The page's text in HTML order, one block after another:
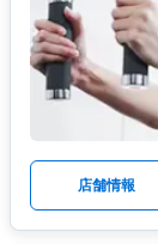
店舗情報